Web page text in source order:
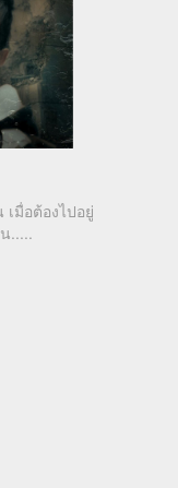
มื่อต้องไปอยู่
.....